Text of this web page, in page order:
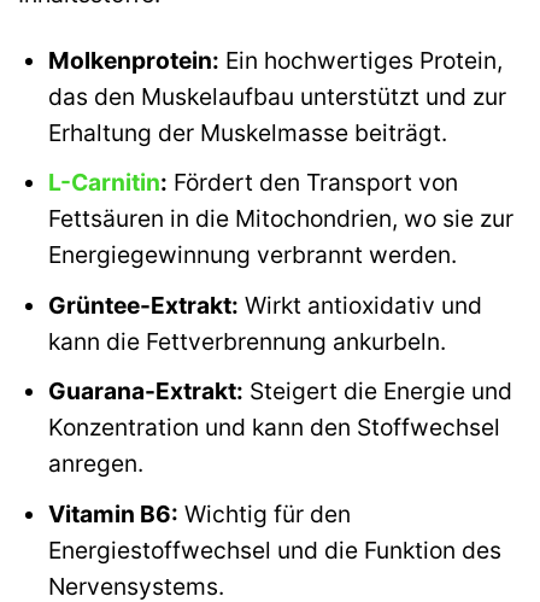
Molkenprotein: Ein hochwertiges Protein,
das den Muskelaufbau unterstützt und zur
Erhaltung der Muskelmasse beiträgt.
L-Carnitin: Fördert den Transport von
Fettsäuren in die Mitochondrien, wo sie zur
Energiegewinnung verbrannt werden.
Grüntee-Extrakt: Wirkt antioxidativ und
kann die Fettverbrennung ankurbeln.
Guarana-Extrakt: Steigert die Energie und
Konzentration und kann den Stoffwechsel
anregen.
Vitamin B6: Wichtig für den
Energiestoffwechsel und die Funktion des
Nervensystems.